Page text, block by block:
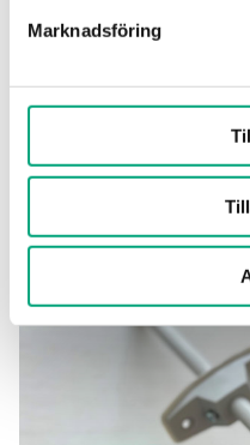
Marknadsföring
miljöer.
Genom att byta
DTTH installeras
att transmitterns
Avancerad
säkerställer